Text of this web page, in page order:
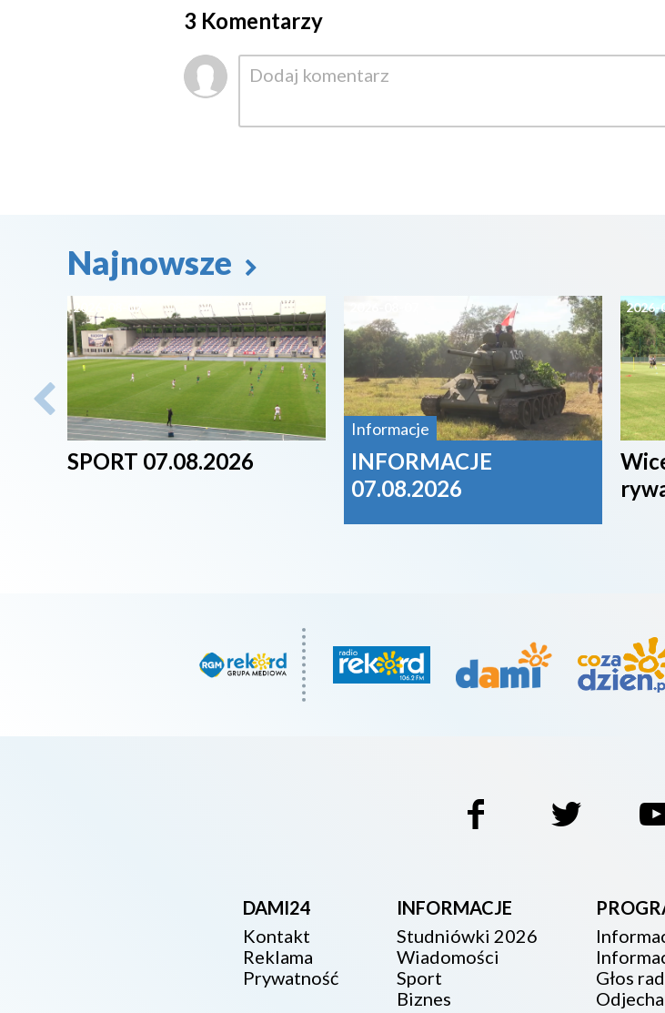
3 Komentarzy
Najnowsze
2026-08-07
SPORT 07.08.2026
Informacje
INFORMACJE
07.08.2026
2026-
DAMI24
Kontakt
Reklama
Prywatność
INFORMACJE
Studniówki 2026
Wiadomości
Sport
Biznes
Głos